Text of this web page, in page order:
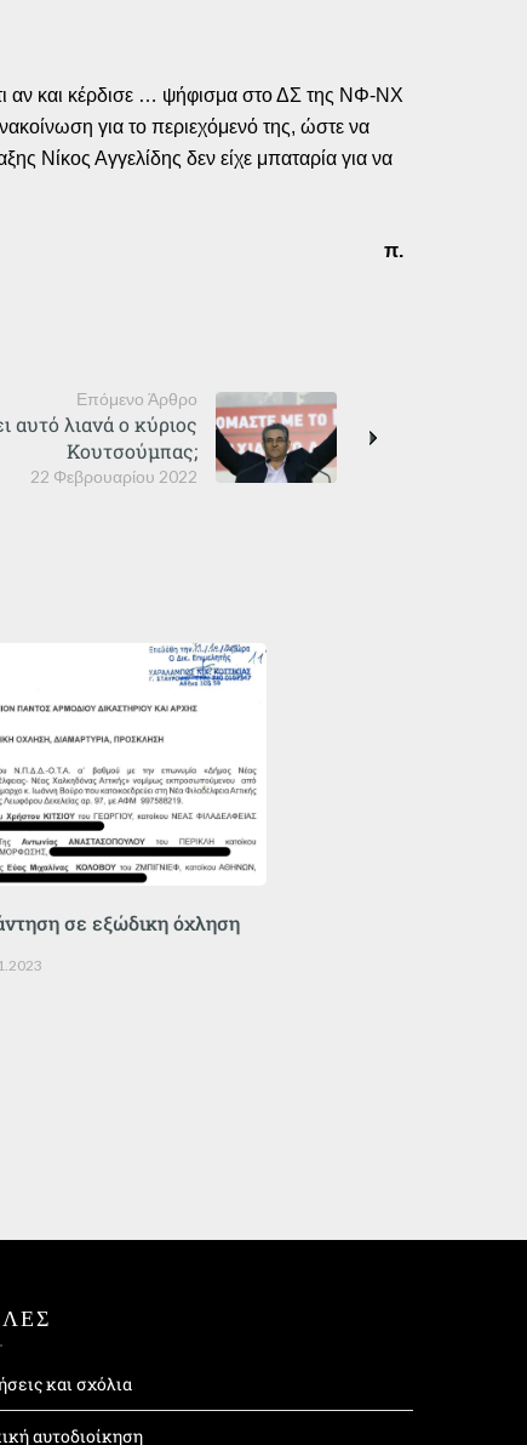
αν και κέρδισε … ψήφισμα στο ΔΣ της ΝΦ-ΝΧ
για το περιεχόμενό της, ώστε να
Νίκος Αγγελίδης δεν είχε μπαταρία για να
π.
Επόμενο Άρθρο
22 Φεβρουαρίου 2022
αυτό λιανά ο κύριος
Κουτσούμπας;
σε εξώδικη όχληση
και σχόλια
αυτοδιοίκηση